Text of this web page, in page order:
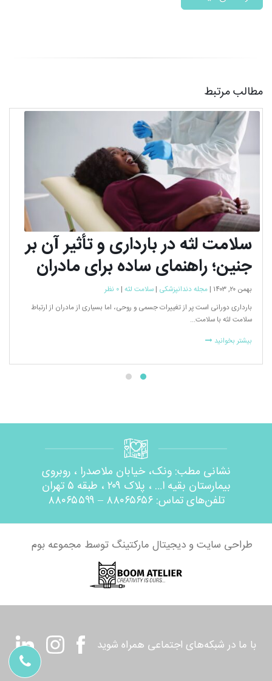
مطالب مرتبط
سلامت‌ لثه در بارداری و تأثیر آن بر
جنین؛ راهنمای ساده برای مادران
بهمن ۲۰, ۱۴۰۳ | مجله دندانپزشکی | سلامت‌ لثه | ۰ نظر
بارداری دورانی است پر از تغییرات جسمی و روحی، اما بسیاری از مادران از ارتباط
سلامت‌ لثه با سلامت...
بیشتر بخوانید
نشانی مطب: ونک، خیابان ملاصدرا ، روبروی
بیمارستان بقیه ا… ، پلاک ۲۰۹ ، طبقه ۵ تهران
تلفن‌های تماس: ۸۸۰۶۵۶۵۶ – ۸۸۰۶۵۵۹۹
طراحی سایت و دیجیتال مارکتینگ توسط مجموعه بوم
با ما در شبکه‌های اجتماعی همراه شوید